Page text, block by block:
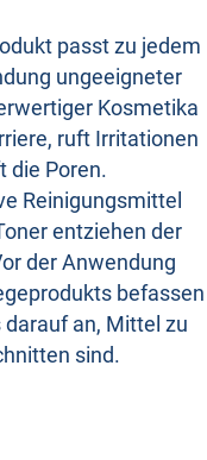
passt zu jedem
ungeeigneter
Kosmetika
ruft Irritationen
die Poren.
Reinigungsmittel
entziehen der
der Anwendung
befassen
an, Mittel zu
sind.